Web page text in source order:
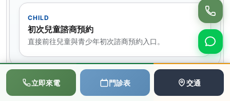
CHILD
初次兒童諮商預約
直接前往兒童與青少年初次諮商預約入口。
立即來電 門診表 交通
📞 💬 📅